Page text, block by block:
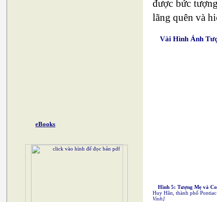
eBooks
được bức
lãng quên và
Vài Hình Ảnh
Hình 5: Tượng Mẹ và
Huy Hân, thành phố
Vinh]